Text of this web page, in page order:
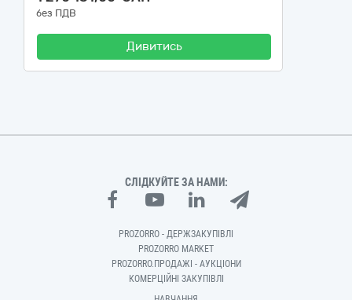
без ПДВ
Дивитись
СЛІДКУЙТЕ ЗА НАМИ:
PROZORRO - ДЕРЖЗАКУПІВЛІ
PROZORRO MARKET
PROZORRO.ПРОДАЖІ - АУКЦІОНИ
КОМЕРЦІЙНІ ЗАКУПІВЛІ